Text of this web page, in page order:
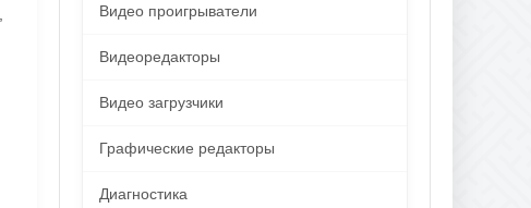
Видео проигрыватели
Видеоредакторы
Видео загрузчики
Графические редакторы
Диагностика